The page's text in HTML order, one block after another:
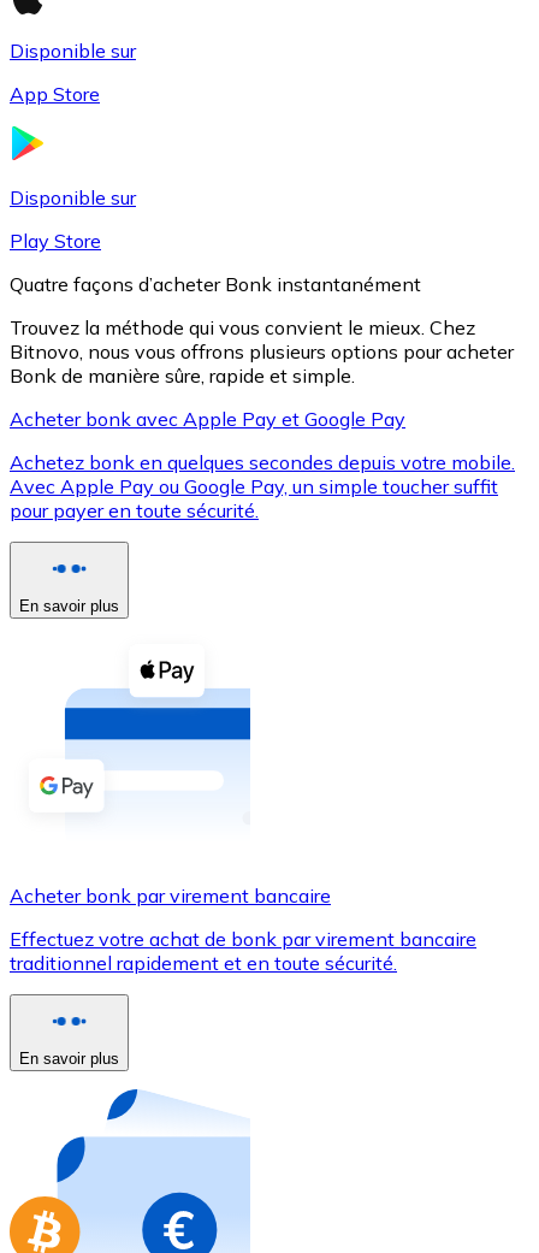
XRP
XRP
Voir toutes
Coupons crypto
Achetez des cryptomonnaies en espèces et d'autres
Acheter avec espèces
Virement SEPA
Utilisez les cartes Visa et Mastercard pour acheter
Acheter avec carte
Nouveau
Achetez des cartes-cadeaux de vos marques
Aller à la boutique de cartes-cadeaux
Disponible sur
App Store
Disponible sur
Play Store
Quatre façons d’acheter Bonk instantanément
Trouvez la méthode qui vous convient le mieux. Chez
Bitnovo, nous vous offrons plusieurs options pour acheter
Bonk de manière sûre, rapide et simple.
Acheter bonk avec Apple Pay et Google Pay
Achetez bonk en quelques secondes depuis votre mobile.
Avec Apple Pay ou Google Pay, un simple toucher suffit
pour payer en toute sécurité.
En savoir plus
Acheter bonk par virement bancaire
Effectuez votre achat de bonk par virement bancaire
traditionnel rapidement et en toute sécurité.
En savoir plus